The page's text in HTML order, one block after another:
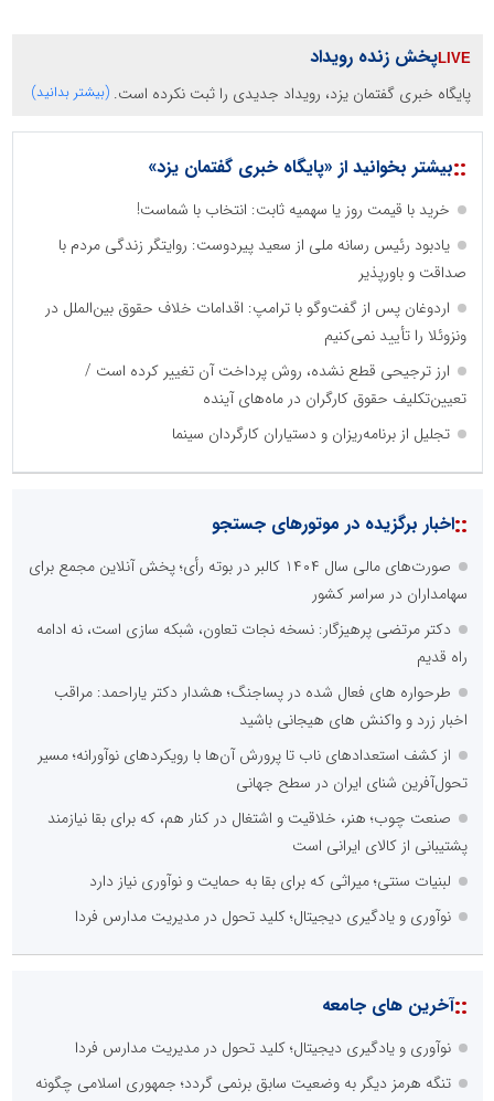
پخش زنده رویداد
پایگاه خبری گفتمان یزد، رویداد جدیدی را ثبت نکرده است. (بیشتر بدانید)
::بیشتر بخوانید از «پایگاه خبری گفتمان یزد»
خرید با قیمت روز یا سهمیه ثابت: انتخاب با شماست!
یادبود رئیس رسانه ملی از سعید پیردوست: روایتگر زندگی مردم با
صداقت و باورپذیر
اردوغان پس از گفت‌وگو با ترامپ: اقدامات خلاف حقوق بین‌الملل در
ونزوئلا را تأیید نمی‌کنیم
ارز ترجیحی قطع نشده، روش پرداخت آن تغییر کرده است /
تعیین‌تکلیف حقوق کارگران در ماه‌های آینده
تجلیل از برنامه‌ریزان و دستیاران کارگردان سینما
::اخبار برگزیده در موتورهای جستجو
صورت‌های مالی سال ۱۴۰۴ کالبر در بوته رأی؛ پخش آنلاین مجمع برای
سهامداران در سراسر کشور
دکتر مرتضی پرهیزگار: نسخه نجات تعاون، شبکه سازی است، نه ادامه
راه قدیم
طرحواره های فعال شده در پساجنگ؛ هشدار دکتر یاراحمد: مراقب
اخبار زرد و واکنش های هیجانی باشید
از کشف استعدادهای ناب تا پرورش آن‌ها با رویکردهای نوآورانه؛ مسیر
تحول‌آفرین شنای ایران در سطح جهانی
صنعت چوب؛ هنر، خلاقیت و اشتغال در کنار هم، که برای بقا نیازمند
پشتیبانی از کالای ایرانی است
لبنیات سنتی؛ میراثی که برای بقا به حمایت و نوآوری نیاز دارد
نوآوری و یادگیری دیجیتال؛ کلید تحول در مدیریت مدارس فردا
::آخرین های جامعه
نوآوری و یادگیری دیجیتال؛ کلید تحول در مدیریت مدارس فردا
تنگه هرمز دیگر به وضعیت سابق برنمی گردد؛ جمهوری اسلامی چگونه